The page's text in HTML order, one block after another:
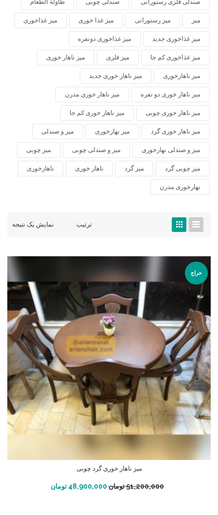
صندلی فلزی رستورانی صندلی چوبی طاولة الطعام
میز میز رستورانی میز غذا خوری میز غذاخوری
میز غذاخوری جدید میز غذاخوری دونفره
میز غذاخوری کم جا میز فلزی میز ناهار خوری
میز ناهارخوری میز ناهار خوری جدید
میز ناهار خوری دو نفره میز ناهار خوری مدرن
میز ناهار خوری چوبی میز ناهار خوری کم جا
میز ناهار خوری گرد میز نهارخوری میز و صندلی
میز و صندلی نهارخوری میز و صندلی چوبی میز چوبی
میز چوبی گرد میز گرد ناهار خوری ناهارخوری
نهارخوری مدرن
نمایش یک نتیجه ترتیب :
حراج
میز ناهار خوری گرد چوبی
51,200,000تومان 48,900,000 تومان افزودن به سبد خرید